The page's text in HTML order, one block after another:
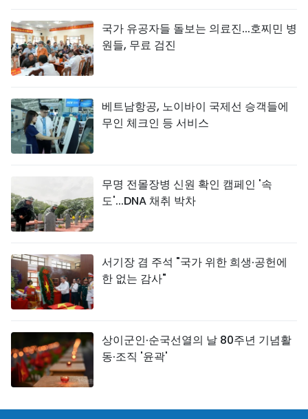
국가 유공자들 돌보는 의료진...호찌민 병
원들, 무료 검진
베트남항공, 노이바이 국제선 승객들에
무인 체크인 등 서비스
무명 전몰장병 신원 확인 캠페인 '속
도'...DNA 채취 박차
서기장 겸 주석 "국가 위한 희생·공헌에
한 없는 감사"
상이군인·순국선열의 날 80주년 기념활
동·조직 '윤곽'